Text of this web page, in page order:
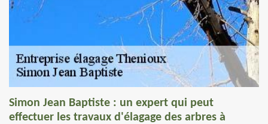
Simon Jean Baptiste : un expert qui peut
effectuer les travaux d'élagage des arbres à